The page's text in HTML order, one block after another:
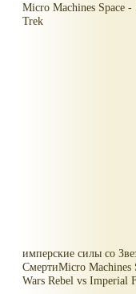
Micro Machines Space -
Trek
имперские силы со
СмертиMicro Machines
Wars Rebel vs Imperial